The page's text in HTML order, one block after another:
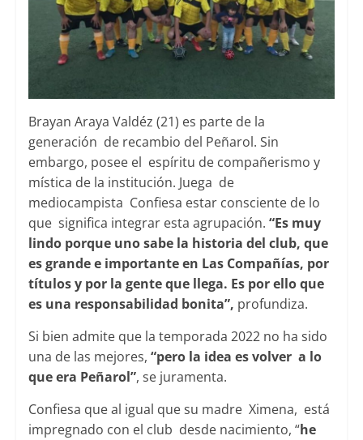
Brayan Araya Valdéz (21) es parte de la
generación de recambio del Peñarol. Sin
embargo, posee el espíritu de compañerismo y
mística de la institución. Juega de
mediocampista Confiesa estar consciente de lo
que significa integrar esta agrupación. “Es muy
lindo porque uno sabe la historia del club, que
es grande e importante en Las Compañías, por
títulos y por la gente que llega. Es por ello que
es una responsabilidad bonita”, profundiza.
Si bien admite que la temporada 2022 no ha sido
una de las mejores, “pero la idea es volver a lo
que era Peñarol”, se juramenta.
Confiesa que al igual que su madre Ximena, está
impregnado con el club desde nacimiento, “he